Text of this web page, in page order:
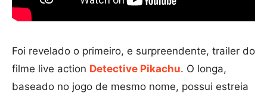
Foi revelado o primeiro, e surpreendente, trailer do
filme live action Detective Pikachu. O longa,
baseado no jogo de mesmo nome, possui estreia